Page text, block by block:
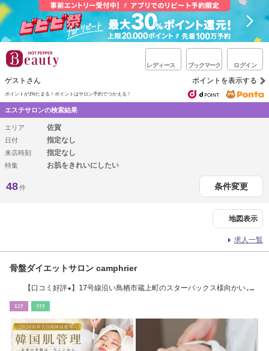
レディース ブックマーク ログイン
ゲストさん ポイントを表示する
ポイントが1%たまる！ ポイントはサロン予約でつかえる！
エステサロンの検索結果
エリア 佐賀
日付 指定なし
来店時刻 指定なし
特集 お肌をきれいにしたい
48件 条件変更
地図表示
求人一覧
骨盤ダイエットサロン camphrier
【口コミ好評★】17号線沿い鳥栖市蔵上町のスターバックス様向かい,新
ｴｽﾃ ﾘﾗｸ